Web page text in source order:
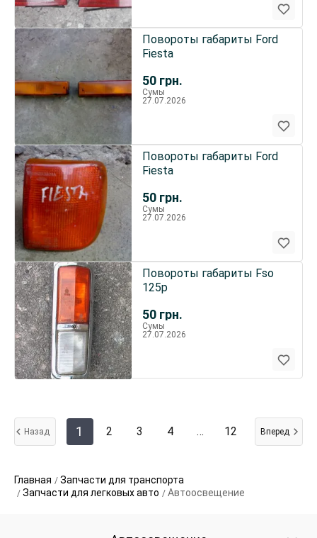
50 грн.
Повороты габариты Ford
Fiesta
Сумы
27.07.2026
50 грн.
Повороты габариты Ford
Fiesta
Сумы
27.07.2026
50 грн.
Повороты габариты Fso
125p
Сумы
27.07.2026
Назад 1 2 3 4 … 12 Вперед
Главная
Запчасти для транспорта
Запчасти для легковых авто
Автоосвещение